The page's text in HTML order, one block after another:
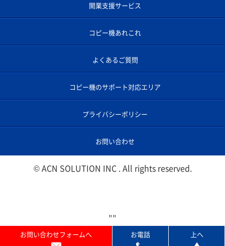
開業支援サービス
コピー機あれこれ
よくあるご質問
コピー機のサポート対応エリア
プライバシーポリシー
お問い合わせ
© ACN SOLUTION INC . All rights reserved.
お問い合わせフォームへ お電話 上へ
""